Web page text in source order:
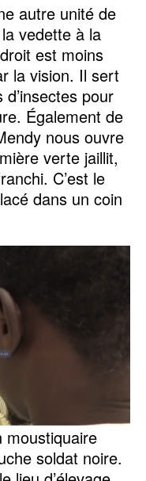
autre unité de
vedette à la
est moins
la vision. Il sert
pour
Également de
nous ouvre
verte jaillit,
C’est le
dans un coin
moustiquaire
soldat noire.